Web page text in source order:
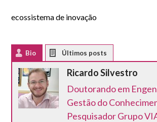
ecossistema de inovação
Bio
Ricardo Silvestro
Doutorando em
Gestão do
Pesquisador Grupo